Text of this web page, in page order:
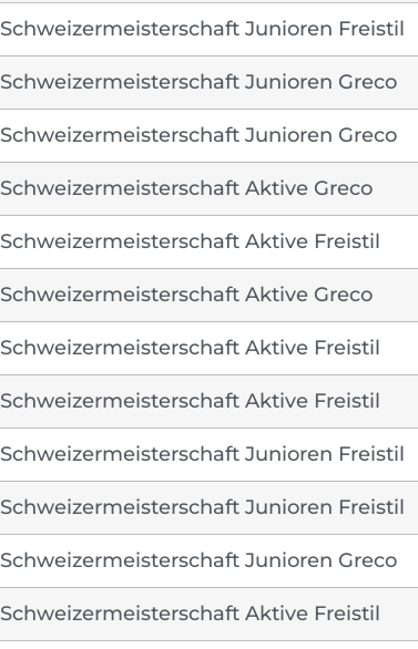
Schweizermeisterschaft Junioren Freistil
Schweizermeisterschaft Junioren Greco
Schweizermeisterschaft Junioren Greco
Schweizermeisterschaft Aktive Greco
Schweizermeisterschaft Aktive Freistil
Schweizermeisterschaft Aktive Greco
Schweizermeisterschaft Aktive Freistil
Schweizermeisterschaft Aktive Freistil
Schweizermeisterschaft Junioren Freistil
Schweizermeisterschaft Junioren Freistil
Schweizermeisterschaft Junioren Greco
Schweizermeisterschaft Aktive Freistil